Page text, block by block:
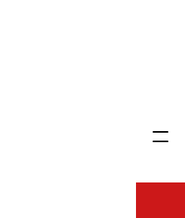
Hopp